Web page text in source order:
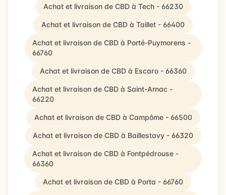
Achat et livraison de CBD à Tech - 66230
Achat et livraison de CBD à Taillet - 66400
Achat et livraison de CBD à Porté-Puymorens -
66760
Achat et livraison de CBD à Escaro - 66360
Achat et livraison de CBD à Saint-Arnac -
66220
Achat et livraison de CBD à Campôme - 66500
Achat et livraison de CBD à Baillestavy - 66320
Achat et livraison de CBD à Fontpédrouse -
66360
Achat et livraison de CBD à Porta - 66760